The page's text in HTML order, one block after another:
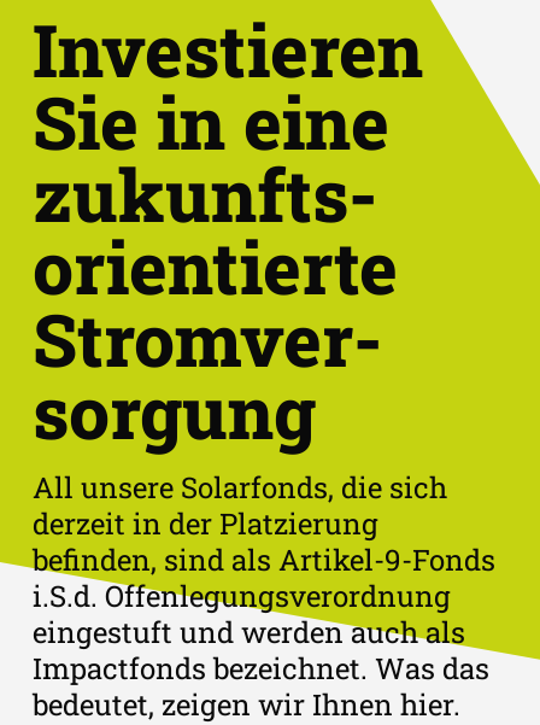
Investieren
Sie in eine
zukunfts-
orientierte
Strom­ver­
sorgung
All unsere Solarfonds, die sich
derzeit in der Platzierung
befinden, sind als Artikel-9-Fonds
i.S.d. Offenlegungsverordnung
eingestuft und werden auch als
Impactfonds bezeichnet. Was das
bedeutet, zeigen wir Ihnen hier.